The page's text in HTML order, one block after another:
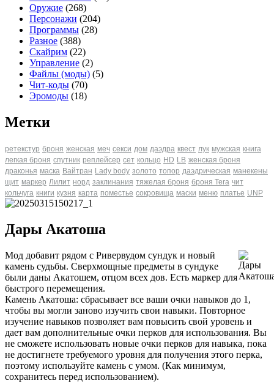
Оружие (268)
Персонажи (204)
Программы (28)
Разное (388)
Скайрим (22)
Управление (2)
Файлы (моды) (5)
Чит-коды (70)
Эромоды (18)
Метки
ретекстур броня женская меч секси дом даэдра квест лук мужская книга
легкая броня спутник реплейсер сет кольцо HD LB женская броня
драконья маска Вайтран Lady body золото топор даэдрическая манекены
щит маркер Лилит норд заклинания тяжелая броня броня Tera чит
кольчуга книги кузня карта поместье сокровища маски меню платье UNP
Дары Акатоша
Мод добавит рядом с Ривервудом сундук и новый
камень судьбы. Сверхмощные предметы в сундуке
были даны Акатошем, отцом всех дов. Есть маркер для
быстрого перемещения.
Камень Акатоша: сбрасывает все ваши очки навыков до 1,
чтобы вы могли заново изучить свои навыки. Повторное
изучение навыков позволяет вам повысить свой уровень и
дает вам дополнительные очки перков для использования. Вы
не сможете использовать новые очки перков для навыка, пока
не достигнете требуемого уровня для получения этого перка,
поэтому используйте камень с умом. (Как минимум,
сохранитесь перед использованием).